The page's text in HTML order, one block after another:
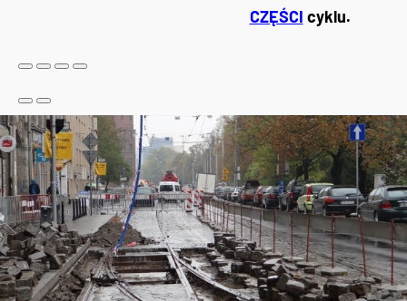
CZĘŚCI cyklu.